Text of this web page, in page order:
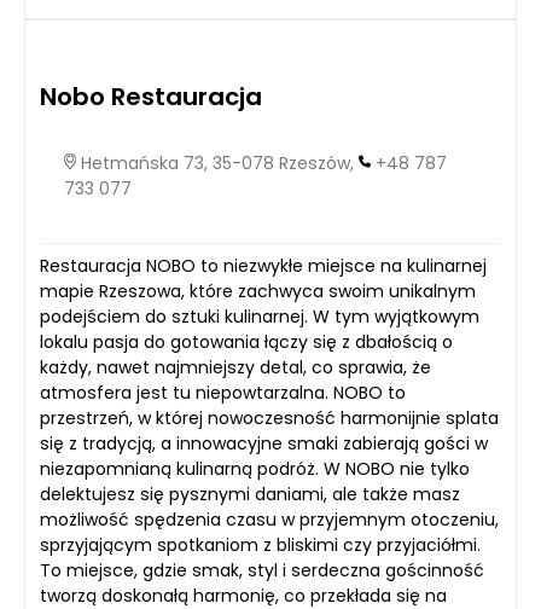
Nobo Restauracja
Hetmańska 73, 35-078 Rzeszów,
+48 787
733 077
Restauracja NOBO to niezwykłe miejsce na kulinarnej
mapie Rzeszowa, które zachwyca swoim unikalnym
podejściem do sztuki kulinarnej. W tym wyjątkowym
lokalu pasja do gotowania łączy się z dbałością o
każdy, nawet najmniejszy detal, co sprawia, że
atmosfera jest tu niepowtarzalna. NOBO to
przestrzeń, w której nowoczesność harmonijnie splata
się z tradycją, a innowacyjne smaki zabierają gości w
niezapomnianą kulinarną podróż. W NOBO nie tylko
delektujesz się pysznymi daniami, ale także masz
możliwość spędzenia czasu w przyjemnym otoczeniu,
sprzyjającym spotkaniom z bliskimi czy przyjaciółmi.
To miejsce, gdzie smak, styl i serdeczna gościnność
tworzą doskonałą harmonię, co przekłada się na